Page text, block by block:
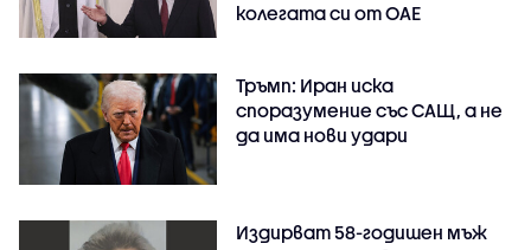
колегата си от ОАЕ
Тръмп: Иран иска
споразумение със САЩ, а не
да има нови удари
Издирват 58-годишен мъж